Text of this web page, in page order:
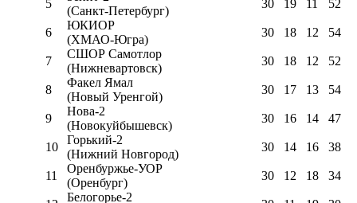
5
(Санкт-Петербург)
30 19 11 52
6
ЮКИОР
(ХМАО-Югра)
30 18 12 54
7
СШОР Самотлор
(Нижневартовск)
30 18 12 52
8
Факел Ямал
(Новый Уренгой)
30 17 13 54
9
Нова-2
(Новокуйбышевск)
30 16 14 47
10
Горький-2
(Нижний Новгород)
30 14 16 38
11
Оренбуржье-УОР
(Оренбург)
30 12 18 34
Белогорье-2